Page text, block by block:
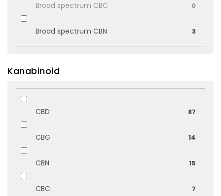
Broad spectrum CBC 0
Broad spectrum CBN 3
Kanabinoid
CBD 87
CBG 14
CBN 15
CBC 7